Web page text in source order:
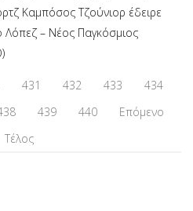
Καμπόσος Τζούνιορ έδειρε
– Νέος Παγκόσμιος
431 432 433
434
439 440
Επόμενο
Τέλος